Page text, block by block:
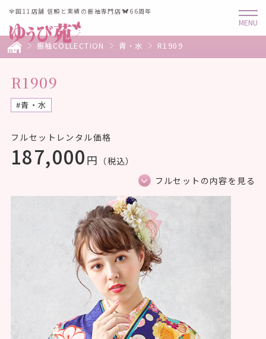
全国11店舗 信頼と実績の振袖専門店 66周年
振袖COLLECTION 青・水 R1909
R1909
#青・水
フルセットレンタル価格
187,000 円 （税込）
フルセットの内容を見る